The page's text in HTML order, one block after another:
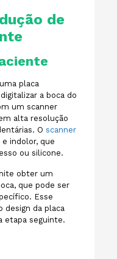
de
placa
a boca do
um scanner
alta resolução
O scanner
indolor, que
ou silicone.
obter um
que pode ser
Esse
design da placa
etapa seguinte.